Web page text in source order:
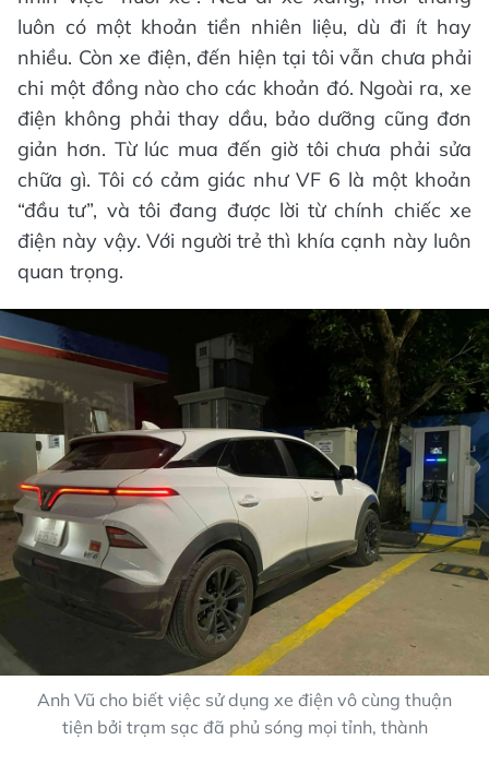
luôn có một khoản tiền nhiên liệu, dù đi ít hay
nhiều. Còn xe điện, đến hiện tại tôi vẫn chưa phải
chi một đồng nào cho các khoản đó. Ngoài ra, xe
điện không phải thay dầu, bảo dưỡng cũng đơn
giản hơn. Từ lúc mua đến giờ tôi chưa phải sửa
chữa gì. Tôi có cảm giác như VF 6 là một khoản
“đầu tư”, và tôi đang được lời từ chính chiếc xe
điện này vậy. Với người trẻ thì khía cạnh này luôn
quan trọng.
Anh Vũ cho biết việc sử dụng xe điện vô cùng thuận
tiện bởi trạm sạc đã phủ sóng mọi tỉnh, thành